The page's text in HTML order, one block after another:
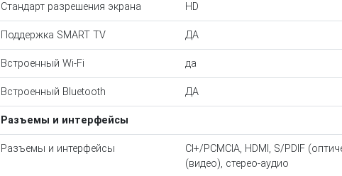
Стандарт разрешения экрана HD
Поддержка SMART TV ДА
Встроенный Wi-Fi да
Встроенный Bluetooth ДА
Разъемы и интерфейсы
Разъемы и интерфейсы
CI+/PCMCIA, HDMI, S/PDIF
(видео), стерео-аудио